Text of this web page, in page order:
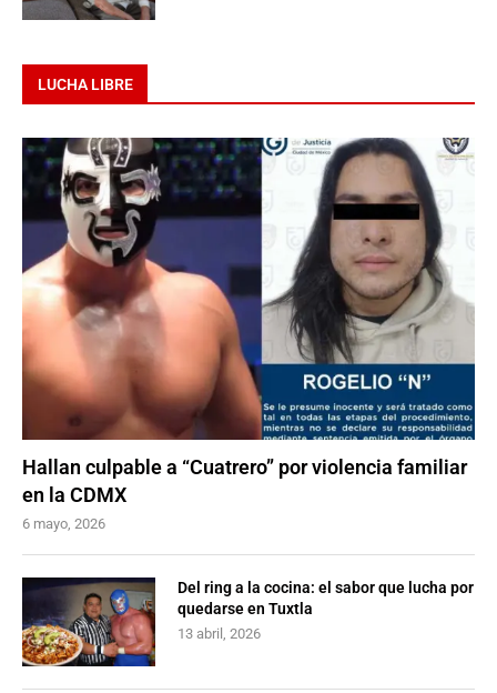
LUCHA LIBRE
Hallan culpable a “Cuatrero” por violencia familiar
en la CDMX
6 mayo, 2026
Del ring a la cocina: el sabor que lucha por
quedarse en Tuxtla
13 abril, 2026